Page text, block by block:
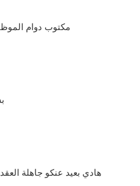
مكتوب دوام الموظف 36.5 ساعة
هادي بعيد عنكو جاهلة